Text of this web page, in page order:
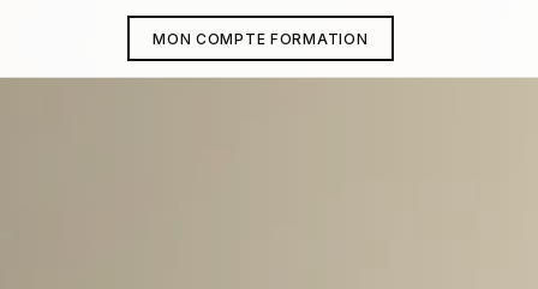
MON COMPTE FORMATION